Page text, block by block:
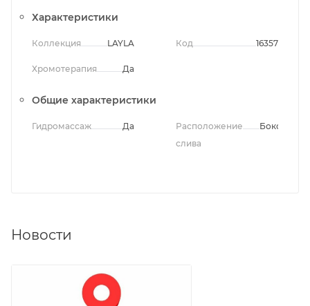
Характеристики
Коллекция LAYLA
Хромотерапия Да
Код 16357
Общие характеристики
Гидромассаж Да
Расположение
слива
Боковое
Новости